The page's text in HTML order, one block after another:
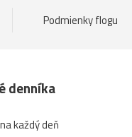
Podmienky flogu
denníka
každý deň